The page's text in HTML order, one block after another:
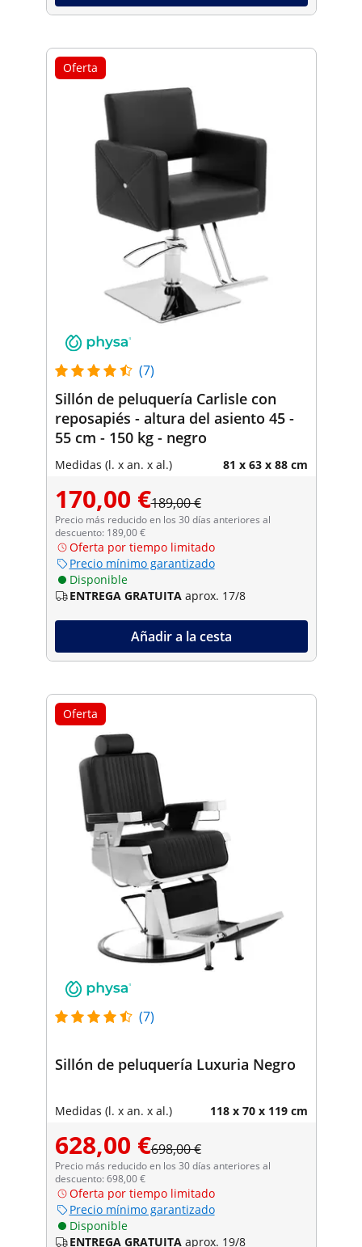
Oferta
(7)
Sillón de peluquería Carlisle con
reposapiés - altura del asiento 45 -
55 cm - 150 kg - negro
Medidas (l. x an. x al.) 81 x 63 x 88 cm
170,00 €189,00 €
Precio más reducido en los 30 días anteriores al
descuento: 189,00 €
Oferta por tiempo limitado
Precio mínimo garantizado
Disponible
ENTREGA GRATUITA aprox. 17/8
Añadir a la cesta
Oferta
(7)
Sillón de peluquería Luxuria Negro
Medidas (l. x an. x al.) 118 x 70 x 119 cm
628,00 €698,00 €
Precio más reducido en los 30 días anteriores al
descuento: 698,00 €
Oferta por tiempo limitado
Precio mínimo garantizado
Disponible
ENTREGA GRATUITA aprox. 19/8